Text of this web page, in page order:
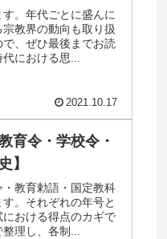
。年代ごとに盛んに
教界の動向も取り扱
、ぜひ最後までお読
における思...
2021.10.17
育令・学校令・
】
教育勅語・国定教科
。それぞれの年号と
おける得点のカギで
理し、各制...